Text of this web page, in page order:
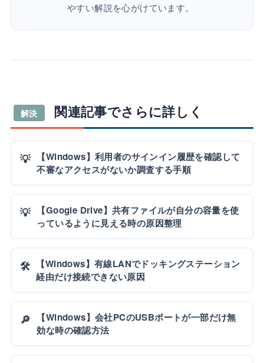
やすい解説を心がけています。
解決 関連記事でさらに詳しく
💡
【Windows】利用者のサインイン履歴を確認して
不審なアクセスがないか調査する手順
💡
【Google Drive】共有ファイルが自分の容量を使
っているように見える時の原因整理
🛠️
【Windows】有線LANでドッキングステーション
経由だけ接続できない原因
🔎
【Windows】会社PCのUSBポートが一部だけ無
効な時の確認方法